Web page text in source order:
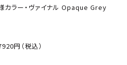
カラー・ヴァイナル Opaque Grey
円（税込）